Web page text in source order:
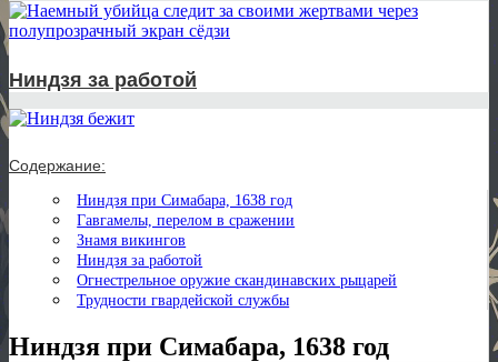
Ниндзя за работой
Содержание:
Ниндзя при Симабара, 1638 год
Гавгамелы, перелом в сражении
Знамя викингов
Ниндзя за работой
Огнестрельное оружие скандинавских рыцарей
Трудности гвардейской службы
Ниндзя при Симабара, 1638 год